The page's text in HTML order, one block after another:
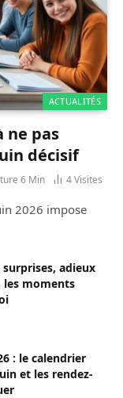
ACTUALITÉS
ne pas
décisif
6 Min 4Visites
2026 impose
surprises, adieux
les moments
: le calendrier
et les rendez-